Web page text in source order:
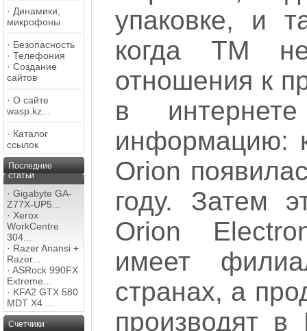
· Динамики,
микрофоны
· Безопасность
· Телефония
· Создание
сайтов
· О сайте
wasp.kz...
· Каталог
ссылок
Последние
статьи
· Gigabyte GA-
Z77X-UP5...
· Xerox
WorkCentre
304...
· Razer Anansi +
Razer...
· ASRock 990FX
Extreme...
· KFA2 GTX 580
MDT X4 ...
Счетчики
упаковке, и
когда ТМ
отношения к
в
информацию:
Orion
году. Затем
Orion
имеет
странах, а
производят в